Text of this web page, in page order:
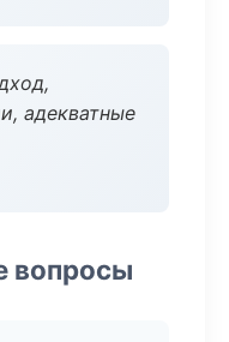
адекватные
вопросы